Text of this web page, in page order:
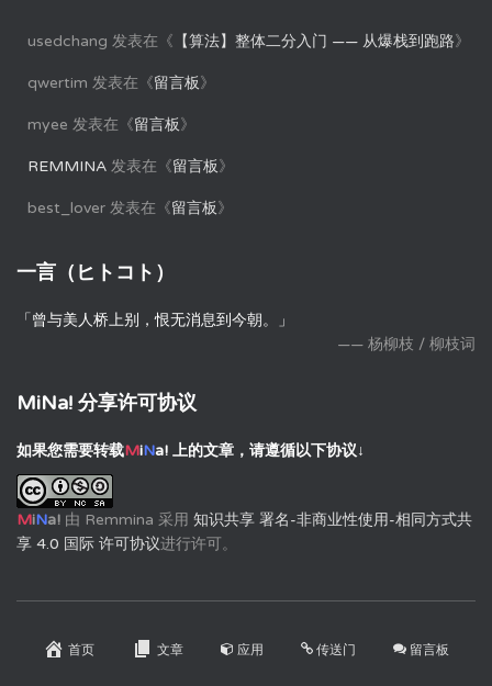
usedchang 发表在《 【算法】整体二分入门 —— 从爆栈到跑路》
qwertim 发表在《留言板》
myee 发表在《留言板》
REMMINA 发表在《留言板》
best_lover 发表在《留言板》
一言（ヒトコト）
「曾与美人桥上别，恨无消息到今朝。」
—— 杨柳枝 / 柳枝词
MiNa! 分享许可协议
如果您需要转载MiNa! 上的文章，请遵循以下协议↓
MiNa! 由 Remmina 采用 知识共享 署名-非商业性使用-相同方式共
享 4.0 国际 许可协议进行许可。
首页 文章 应用 传送门 留言板